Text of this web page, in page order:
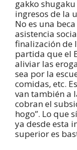
gakko
ingresos de la
No es una
asistencia
finalización de
partida que el
aliviar las
sea por la
comidas, etc.
van también a
cobran el
hogo”. Lo que
ya desde esta
superior es